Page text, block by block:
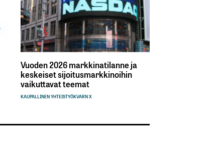
Vuoden 2026 markkinatilanne ja
keskeiset sijoitusmarkkinoihin
vaikuttavat teemat
KAUPALLINEN YHTEISTYÖKVARN X